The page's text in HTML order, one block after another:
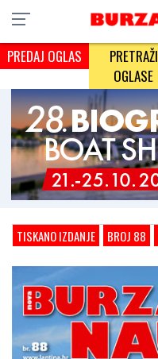
PREDAJ OGLAS
PRETRAŽI
OGLASE
TISKANO IZDANJE BROJ 88